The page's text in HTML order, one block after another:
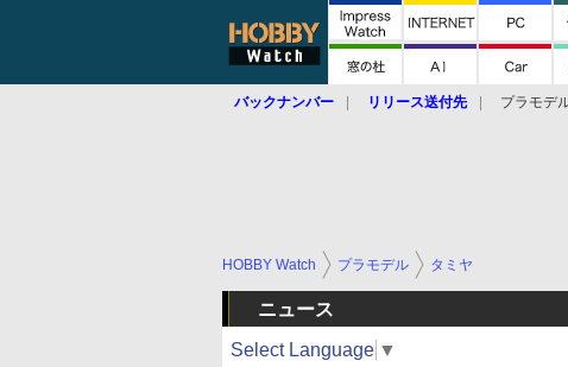
バックナンバー リリース送付先 プラモデ
HOBBY Watch プラモデル タミヤ
ニュース
Select Language ▼